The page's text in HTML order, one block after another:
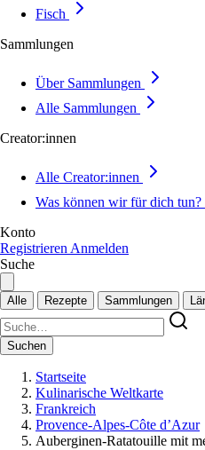
Fisch
Sammlungen
Über Sammlungen
Alle Sammlungen
Creator:innen
Alle Creator:innen
Was können wir für dich tun?
Konto
Registrieren Anmelden
Suche
Alle Rezepte Sammlungen
Suchen
Startseite
Kulinarische Weltkarte
Frankreich
Provence-Alpes-Côte d’Azur
Auberginen-Ratatouille mit